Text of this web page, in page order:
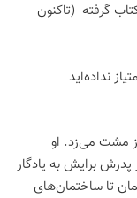
(تاكنون
نداده‌اید
مشت می‌زد. او
برایش به یادگار
تا ساختمان‌های